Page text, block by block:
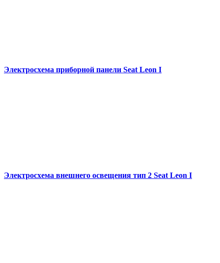
Электросхема приборной панели Seat Leon I
Электросхема внешнего освещения тип 2 Seat Leon I